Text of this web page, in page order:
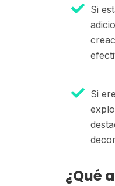
Si
Si
¿Qué